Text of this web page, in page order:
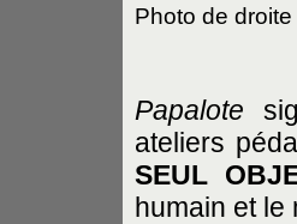
Photo de
Papalote
ateliers
SEUL
humain et le